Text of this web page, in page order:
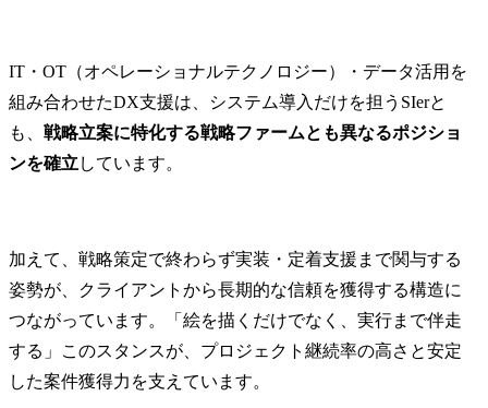
し、知的財産権の適切な
取得と管理を実施しま
す。
技術動向の把握と競合分
析を通じて、効果的な知
と権利侵害予防におい
の支援と相談対応を実施
し、知財トラブルの未然
防止と適切な対応を行い
ます。
社内外の専門家との連携
IT・OT（オペレーショナルテクノロジー）・データ活用を
組み合わせたDX支援は、システム導入だけを担うSIerと
も、 戦略立案に特化する戦略ファームとも異なるポジショ
ンを確立 しています。
加えて、戦略策定で終わらず実装・定着支援まで関与する
姿勢が、クライアントから長期的な信頼を獲得する構造に
つながっています。「絵を描くだけでなく、実行まで伴走
する」このスタンスが、プロジェクト継続率の高さと安定
した案件獲得力を支えています。